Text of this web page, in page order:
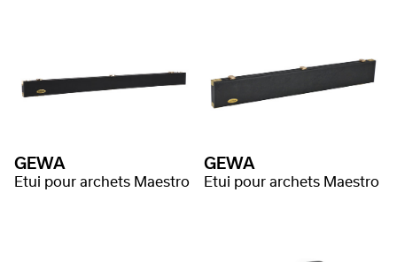
GEWA
Etui pour archets Maestro
GEWA
Etui pour archets Maestro